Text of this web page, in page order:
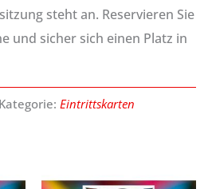
steht an. Reservieren Sie
und sicher sich einen Platz in
Kategorie: Eintrittskarten